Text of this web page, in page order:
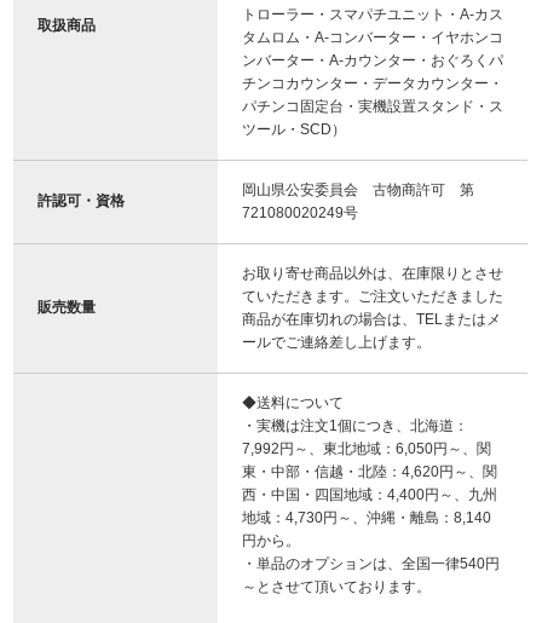
取扱商品
トローラー・スマパチユニット・A-カス
タムロム・A-コンバーター・イヤホンコ
ンバーター・A-カウンター・おぐろくパ
チンコカウンター・データカウンター・
パチンコ固定台・実機設置スタンド・ス
ツール・SCD）
許認可・資格
岡山県公安委員会 古物商許可 第
721080020249号
販売数量
お取り寄せ商品以外は、在庫限りとさせ
ていただきます。ご注文いただきました
商品が在庫切れの場合は、TELまたはメ
ールでご連絡差し上げます。
◆送料について
・実機は注文1個につき、北海道：
7,992円～、東北地域：6,050円～、関
東・中部・信越・北陸：4,620円～、関
西・中国・四国地域：4,400円～、九州
地域：4,730円～、沖縄・離島：8,140
円から。
・単品のオプションは、全国一律540円
～とさせて頂いております。